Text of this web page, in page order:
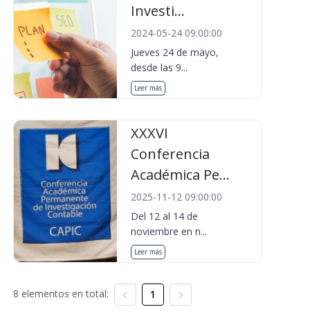
Investi...
2024-05-24 09:00:00
Jueves 24 de mayo,
desde las 9...
Leer más
XXXVI
Conferencia
Académica Pe...
2025-11-12 09:00:00
Del 12 al 14 de
noviembre en n...
Leer más
8 elementos en total: 1